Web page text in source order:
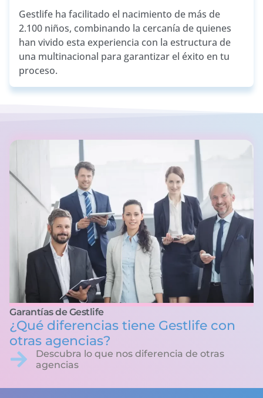
Gestlife ha facilitado el nacimiento de más de
2.100 niños, combinando la cercanía de quienes
han vivido esta experiencia con la estructura de
una multinacional para garantizar el éxito en tu
proceso.
Garantías de Gestlife
¿Qué diferencias tiene Gestlife con
otras agencias?
Descubra lo que nos diferencia de otras
agencias